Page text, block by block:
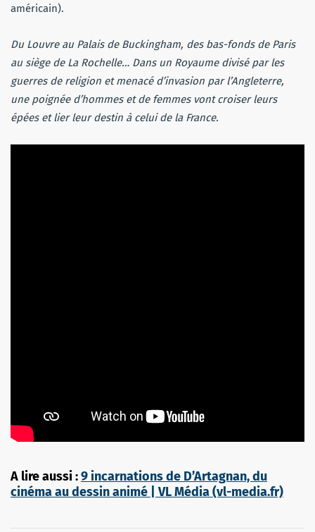
américain).
Du Louvre au Palais de Buckingham, des bas-fonds de Paris
au siège de La Rochelle… Dans un Royaume divisé par les
guerres de religion et menacé d’invasion par l’Angleterre,
une poignée d’hommes et de femmes vont croiser leurs
épées et lier leur destin à celui de la France.
A lire aussi :9 incarnations de D’Artagnan, du
cinéma au dessin animé | VL Média (vl-media.fr)